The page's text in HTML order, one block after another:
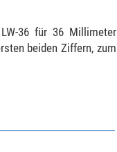
36 für 36 Millimeter
beiden Ziffern, zum